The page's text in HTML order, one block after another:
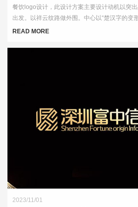
餐饮logo设计，此设计方案主要设计动机以突
出发。以祥云纹路做外围。中心以“楚汉字的变
酒肆的视觉印象，链接企业的行业特征
READ MORE
2023/11/01